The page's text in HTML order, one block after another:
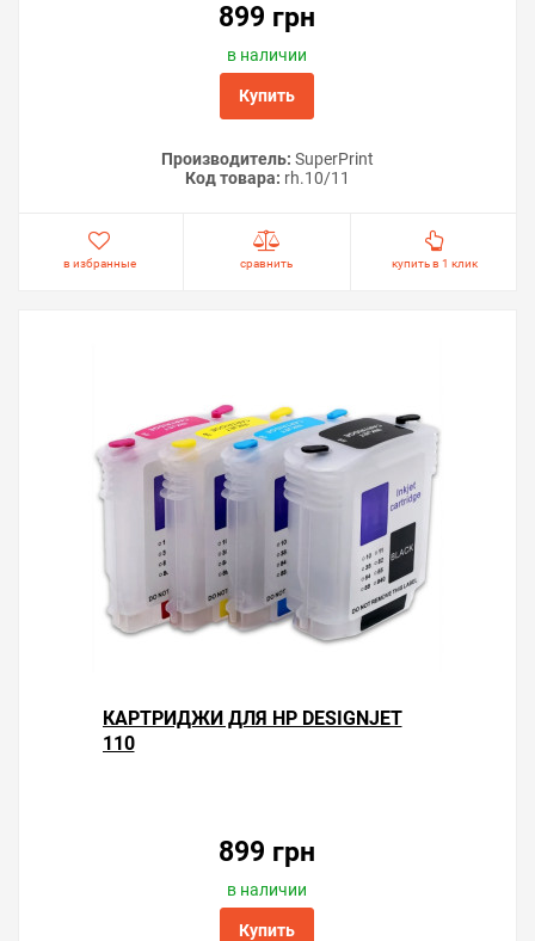
899 грн
в наличии
Купить
Производитель: SuperPrint
Код товара: rh.10/11
в избранные сравнить купить в 1 клик
КАРТРИДЖИ ДЛЯ HP DESIGNJET
110
899 грн
в наличии
Купить